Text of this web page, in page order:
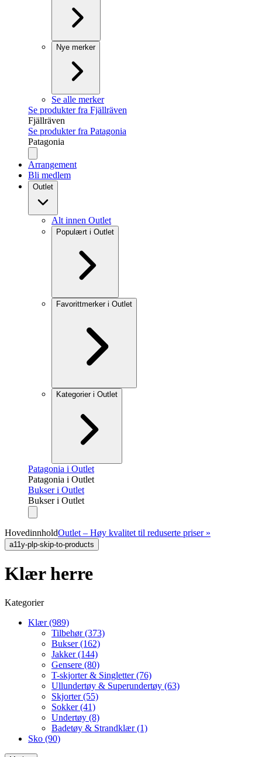
Nye merker
Se alle merker
Se produkter fra Fjällräven
Fjällräven
Se produkter fra Patagonia
Patagonia
Arrangement
Bli medlem
Outlet
Alt innen Outlet
Populært i Outlet
Favorittmerker i Outlet
Kategorier i Outlet
Patagonia i Outlet
Patagonia i Outlet
Bukser i Outlet
Bukser i Outlet
HovedinnholdOutlet – Høy kvalitet til reduserte priser »
a11y-plp-skip-to-products
Klær herre
Kategorier
Klær (989)
Tilbehør (373)
Bukser (162)
Jakker (144)
Gensere (80)
T-skjorter & Singletter (76)
Ullundertøy & Superundertøy (63)
Skjorter (55)
Sokker (41)
Undertøy (8)
Badetøy & Strandklær (1)
Sko (90)